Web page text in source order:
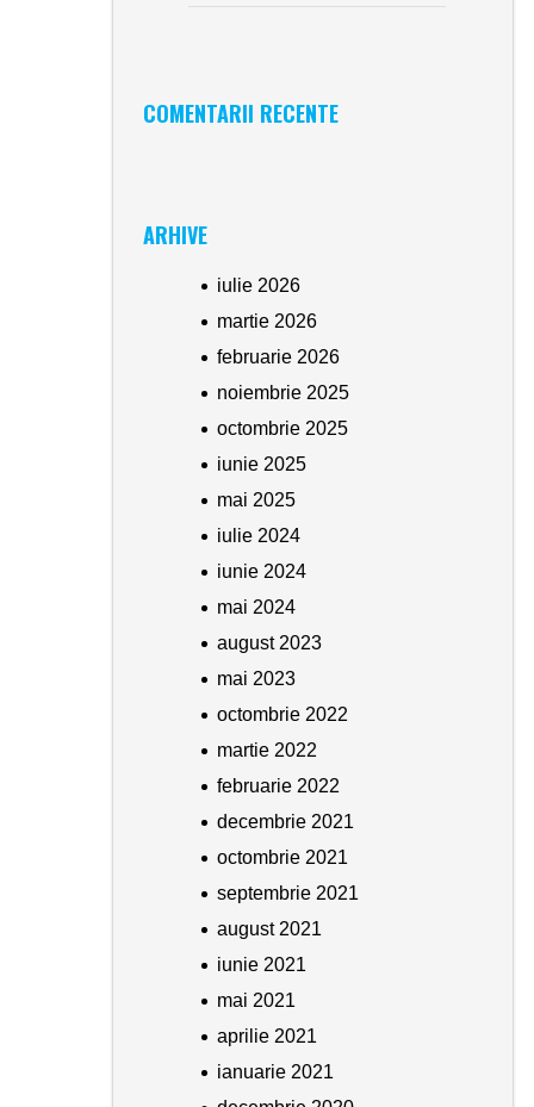
COMENTARII RECENTE
ARHIVE
iulie 2026
martie 2026
februarie 2026
noiembrie 2025
octombrie 2025
iunie 2025
mai 2025
iulie 2024
iunie 2024
mai 2024
august 2023
mai 2023
octombrie 2022
martie 2022
februarie 2022
decembrie 2021
octombrie 2021
septembrie 2021
august 2021
iunie 2021
mai 2021
aprilie 2021
ianuarie 2021